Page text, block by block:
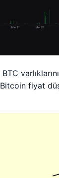
Bitcoin fiyat